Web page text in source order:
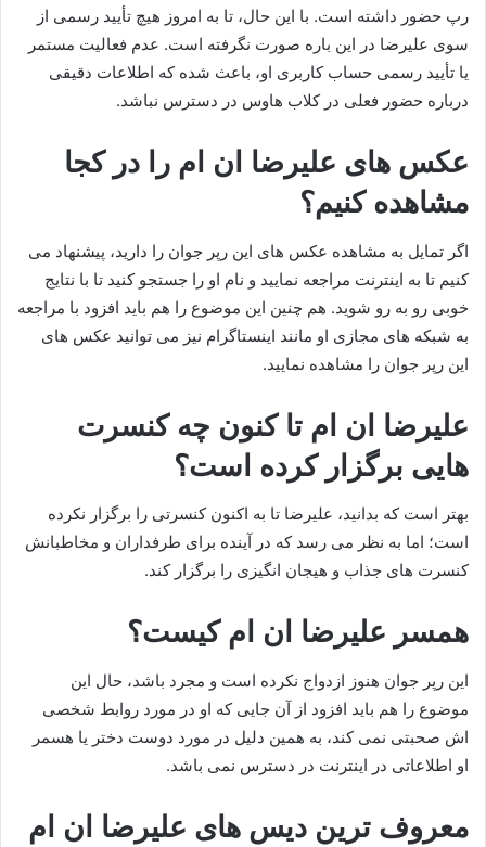
رپ حضور داشته است. با این حال، تا به امروز هیچ تأیید رسمی از
سوی علیرضا در این باره صورت نگرفته است. عدم فعالیت مستمر
یا تأیید رسمی حساب کاربری او، باعث شده که اطلاعات دقیقی
درباره حضور فعلی‌ در کلاب‌ هاوس در دسترس نباشد.
عکس های علیرضا ان ام را در کجا
مشاهده کنیم؟
اگر تمایل به مشاهده عکس های این رپر جوان را دارید، پیشنهاد می
کنیم تا به اینترنت مراجعه نمایید و نام او را جستجو کنید تا با نتایج
خوبی رو به رو شوید. هم چنین این موضوع را هم باید افزود با مراجعه
به شبکه‌ های مجازی او مانند اینستاگرام نیز می‌ توانید عکس های
این رپر جوان را مشاهده نمایید.
علیرضا ان ام تا کنون چه کنسرت
هایی برگزار کرده است؟
بهتر است که بدانید، علیرضا تا به اکنون کنسرتی را برگزار نکرده
است؛ اما به نظر می‌ رسد که در آینده برای طرفداران و مخاطبانش
کنسرت های جذاب و هیجان انگیزی را برگزار کند.
همسر علیرضا ان ام کیست؟
این رپر جوان هنوز ازدواج نکرده است و مجرد باشد، حال این
موضوع را هم باید افزود از آن جایی که او در مورد روابط شخصی
اش صحبتی نمی‌ کند، به همین دلیل در مورد دوست دختر یا هسمر
او اطلاعاتی در اینترنت در دسترس نمی باشد.
معروف ترین دیس های علیرضا ان ام